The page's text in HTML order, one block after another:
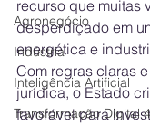
Agronegócio
Indústria
Inteligência Artificial
Transformação Digital
recurso que muitas
desperdiçado em
energética e
Com regras claras
jurídica, o Estado
favorável para